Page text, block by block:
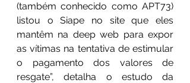
(também conhecido como APT73)
listou o Siape no site que eles
mantêm na deep web para expor
as vítimas na tentativa de estimular
o pagamento dos valores de
resgate”, detalha o estudo da